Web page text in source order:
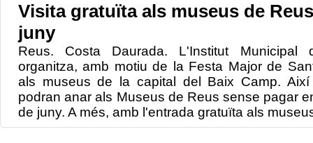
Visita gratuïta als museus de
juny
Reus. Costa Daurada. L'Institut
organitza, amb motiu de la Festa Major de
als museus de la capital del Baix Camp.
podran anar als Museus de Reus sense pagar
de juny. A més, amb l'entrada gratuïta als